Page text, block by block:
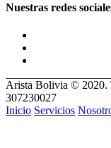
Nuestras redes
Arista Bolivia © 2020.
307230027
Inicio Servicios